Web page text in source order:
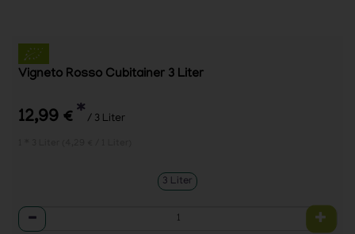
Vigneto Rosso Cubitainer 3 Liter
12,99 € * / 3 Liter
3 Liter
Anzahl